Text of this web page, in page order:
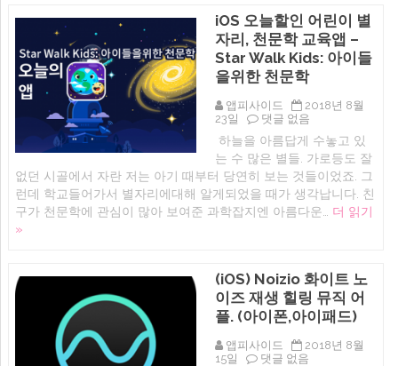
폰,
아
이
패
드,
플
워
치
무
료,
유
료
생
산
성
천)
에
진
추
가
가
능
한
음
어
(
아
이
폰,
아
이
Recorder)
에
iOS 오늘할인 어린이 별
자리, 천문학 교육앱 –
Star Walk Kids: 아이들
을위한 천문학
앱피사이드
2018년 8월
23일
iOS
늘
할
인
어
린
이
문
학
교
육
–
Star
댓글 없음
하늘을 아름답게 수놓고 있
는 수 많은 별들. 가로등도 잘
없던 시골에서 자란 저는 아기 때부터 당연히 보는 것들이었죠. 그
런데 학교들어가서 별자리에대해 알게되었을 때가 생각납니다. 친
구가 천문학에 관심이 많아 보여준 과학잡지엔 아름다운… 더 읽기
»
(iOS) Noizio 화이트 노
이즈 재생 힐링 뮤직 어
플. (아이폰,아이패드)
앱피사이드
2018년 8월
15일
(iOS)
댓글 없음